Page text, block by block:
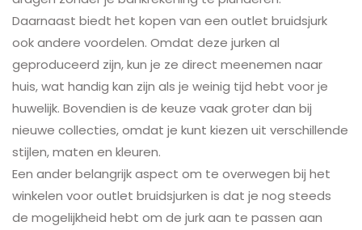
Daarnaast biedt het kopen van een outlet bruidsjurk
ook andere voordelen. Omdat deze jurken al
geproduceerd zijn, kun je ze direct meenemen naar
huis, wat handig kan zijn als je weinig tijd hebt voor je
huwelijk. Bovendien is de keuze vaak groter dan bij
nieuwe collecties, omdat je kunt kiezen uit verschillende
stijlen, maten en kleuren.
Een ander belangrijk aspect om te overwegen bij het
winkelen voor outlet bruidsjurken is dat je nog steeds
de mogelijkheid hebt om de jurk aan te passen aan